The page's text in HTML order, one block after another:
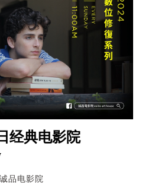
经典电影院
品电影院